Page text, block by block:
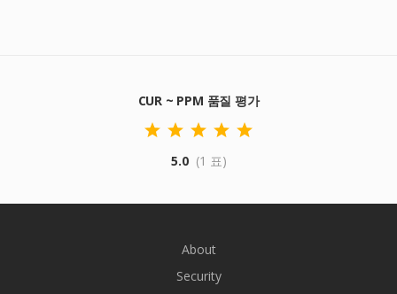
CUR ~ PPM 품질 평가
5.0 (1 표)
About
Security